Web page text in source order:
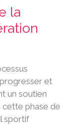
la
et
un soutien
cette phase de
sportif